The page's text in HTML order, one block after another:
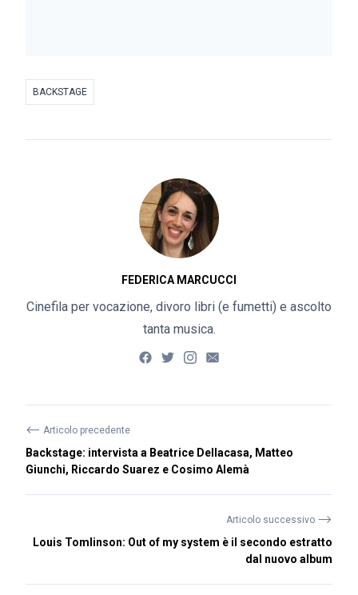
BACKSTAGE
FEDERICA MARCUCCI
Cinefila per vocazione, divoro libri (e fumetti) e ascolto
tanta musica.
⟵ Articolo precedente
Backstage: intervista a Beatrice Dellacasa, Matteo
Giunchi, Riccardo Suarez e Cosimo Alemà
Articolo successivo ⟶
Louis Tomlinson: Out of my system è il secondo estratto
dal nuovo album